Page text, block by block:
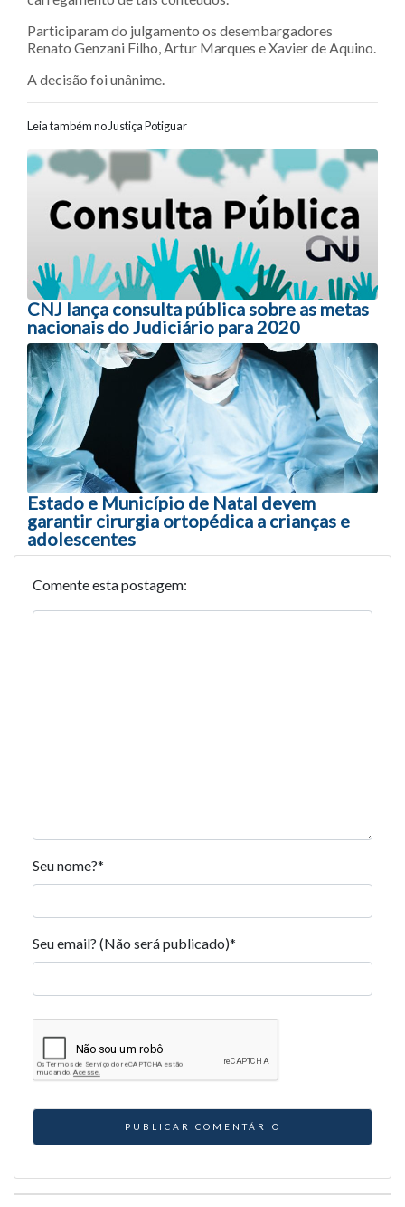
Participaram do julgamento os desembargadores
Renato Genzani Filho, Artur Marques e Xavier de Aquino.
A decisão foi unânime.
Leia também no Justiça Potiguar
Navegação entre posts
CNJ lança consulta pública sobre as metas
nacionais do Judiciário para 2020
Estado e Município de Natal devem
garantir cirurgia ortopédica a crianças e
adolescentes
Comente esta postagem:
Seu nome?*
Seu email? (Não será publicado)*